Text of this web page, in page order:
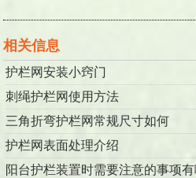
相关信息
护栏网安装小窍门
刺绳护栏网使用方法
三角折弯护栏网常规尺寸如何
护栏网表面处理介绍
阳台护栏装置时需要注意的事项